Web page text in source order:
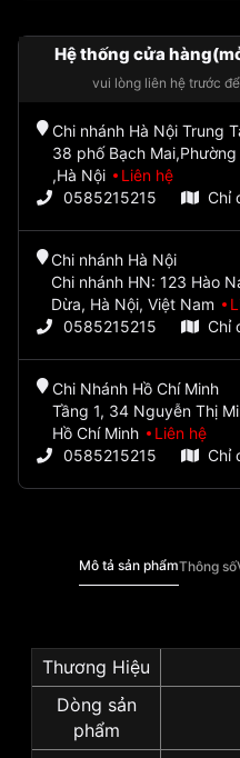
Hệ thống cửa
vui lòng liên hệ trước
Chi nhánh Hà Nội Trung
38 phố Bạch
,Hà Nội
Liên hệ
0585215215
Chỉ
Chi nhánh Hà Nội
Chi nhánh HN: 123 Hào
Dừa, Hà Nội, Việt Nam
0585215215
Chỉ
Chi Nhánh Hồ Chí Minh
Tầng 1, 34 Nguyễn Thị
Hồ Chí Minh
Liên hệ
0585215215
Chỉ
Mô tả sản phẩmThông số
Thương Hiệu
Dòng sản
phẩm